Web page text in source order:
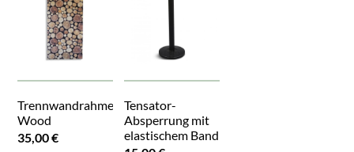
Trennwandrahmen
Wood
35,00 €
Tensator-
Absperrung mit
elastischem Band